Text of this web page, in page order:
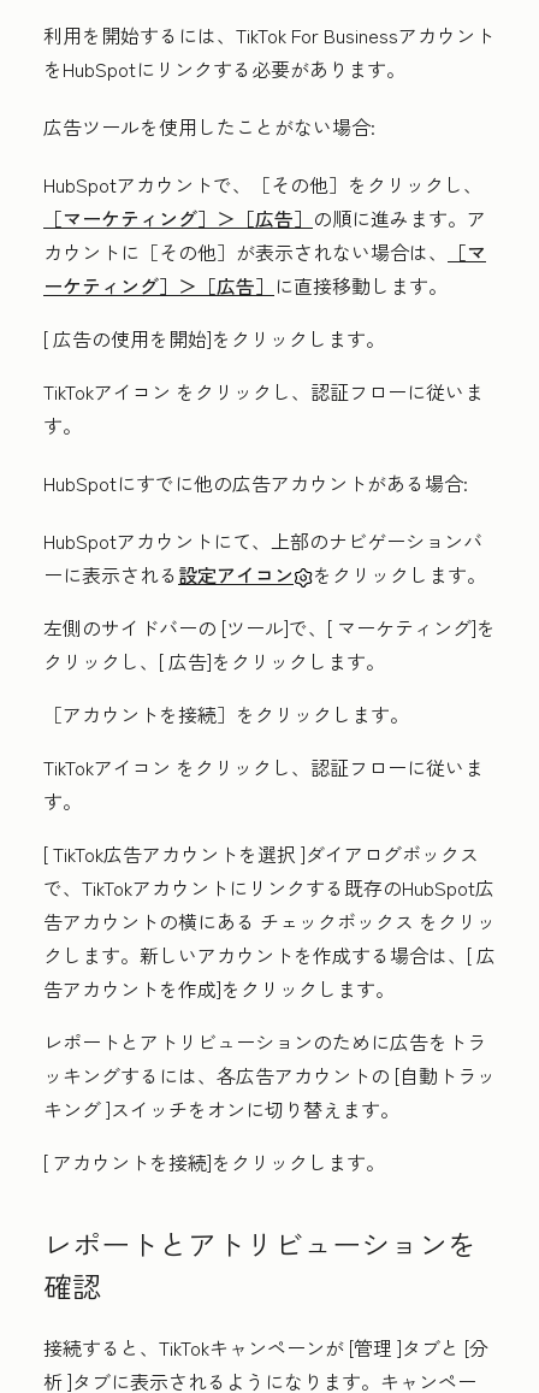
利用を開始するには、TikTok For Businessアカウント
をHubSpotにリンクする必要があります。
広告ツールを使用したことがない場合:
HubSpotアカウントで、
［その他］をクリックし、
［マーケティング］＞ ［広告］ の順に進みます。ア
カウントに ［その他］が表示されない場合は、
［マ
ーケティング］＞ ［広告］ に直接移動します。
[広告の使用を開始]をクリックします。
TikTokアイコン をクリックし、認証フローに従いま
す。
HubSpotにすでに他の広告アカウントがある場合:
HubSpotアカウントにて、上部のナビゲーションバ
ーに表示される設定アイコン
をクリックします。
左側のサイドバーの [ツール]で、[ マーケティング]を
クリックし、[広告]をクリックします。
［アカウントを接続］をクリックします。
TikTokアイコン をクリックし、認証フローに従いま
す。
[TikTok広告アカウントを選択 ]ダイアログボックス
で、TikTokアカウントにリンクする既存のHubSpot広
告アカウントの横にある チェックボックス をクリッ
クします。新しいアカウントを作成する場合は、[広
告アカウントを作成]をクリックします。
レポートとアトリビューションのために広告をトラ
ッキングするには、各広告アカウントの [自動トラッ
キング]スイッチをオンに切り替えます。
[ アカウントを接続]をクリックします。
レポートとアトリビューションを
確認
接続すると、TikTokキャンペーンが [管理 ]タブと [分
析]タブに表示されるようになります。キャンペー